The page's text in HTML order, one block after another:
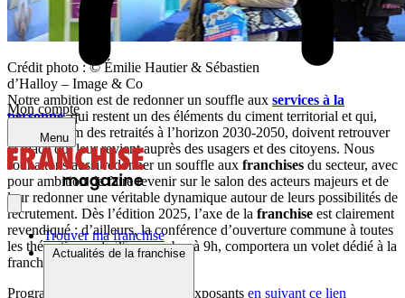
Mon compte
Menu
Trouver ma franchise
Actualités de la franchise
Crédit photo : © Émilie Hautier & Sébastien
d’Halloy – Image & Co
Notre ambition est de redonner un souffle aux services à la
personne, qui restent un des éléments du ciment territorial et qui,
avec le boom des retraités à l’horizon 2030-2050, doivent retrouver
la place qui leur revient auprès des usagers et des citoyens. Nous
souhaitons aussi redonner un souffle aux franchises du secteur, avec
pour ambition de faire revenir sur le salon des acteurs majeurs et de
leur redonner une véritable dynamique autour de leurs possibilités de
recrutement. Dès l’édition 2025, l’axe de la franchise est clairement
revendiqué : d’ailleurs, la conférence d’ouverture commune à toutes
les thématiques, le 25 novembre à 9h, comportera un volet dédié à la
franchise.
Programme complet et liste des exposants en suivant ce lien